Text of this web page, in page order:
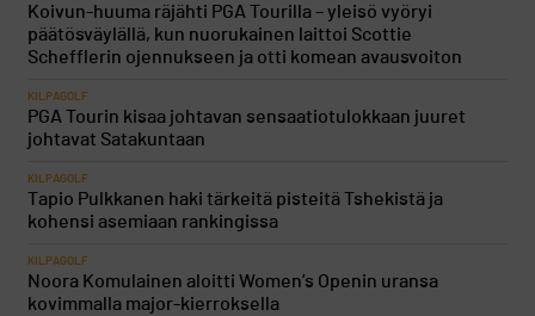
Koivun-huuma räjähti PGA Tourilla – yleisö vyöryi
päätösväylällä, kun nuorukainen laittoi Scottie
Schefflerin ojennukseen ja otti komean avausvoiton
KILPAGOLF
PGA Tourin kisaa johtavan sensaatiotulokkaan juuret
johtavat Satakuntaan
KILPAGOLF
Tapio Pulkkanen haki tärkeitä pisteitä Tshekistä ja
kohensi asemiaan rankingissa
KILPAGOLF
Noora Komulainen aloitti Women’s Openin uransa
kovimmalla major-kierroksella